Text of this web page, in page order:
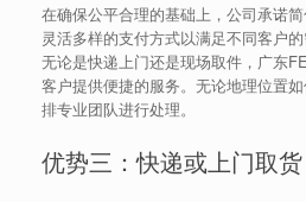
在确保公平合理的基础上，公司承诺
灵活多样的支付方式以满足不同客户的
无论是快递上门还是现场取件，广东
客户提供便捷的服务。无论地理位置
排专业团队进行处理。
优势三：快递或上门取货